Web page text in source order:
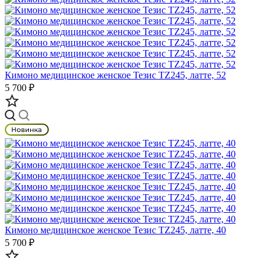
Кимоно медицинское женское Тезис TZ245, латте, 52
5 700 ₽
Кимоно медицинское женское Тезис TZ245, латте, 40
5 700 ₽